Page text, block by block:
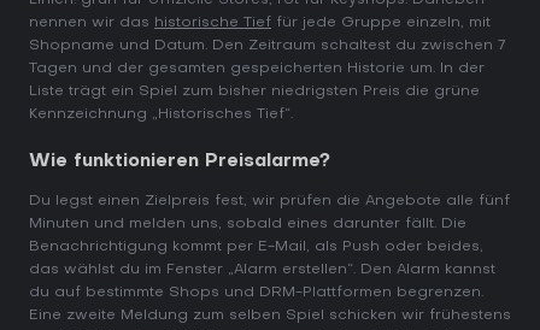
nennen wir das historische Tief für jede Gruppe einzeln, mit
Shopname und Datum. Den Zeitraum schaltest du zwischen 7
Tagen und der gesamten gespeicherten Historie um. In der
Liste trägt ein Spiel zum bisher niedrigsten Preis die grüne
Kennzeichnung „Historisches Tief“.
Wie funktionieren Preisalarme?
Du legst einen Zielpreis fest, wir prüfen die Angebote alle fünf
Minuten und melden uns, sobald eines darunter fällt. Die
Benachrichtigung kommt per E-Mail, als Push oder beides,
das wählst du im Fenster „Alarm erstellen“. Den Alarm kannst
du auf bestimmte Shops und DRM-Plattformen begrenzen.
Eine zweite Meldung zum selben Spiel schicken wir frühestens